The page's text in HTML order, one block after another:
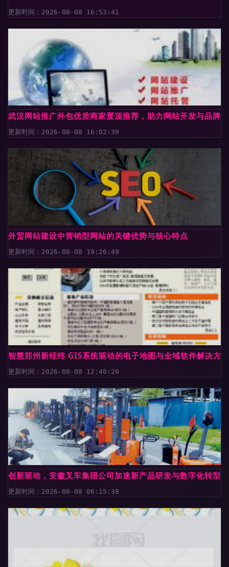
更新时间：2026-08-08 16:53:41
武汉网站推广外包优质商家置顶推荐，助力网站开发与品牌
更新时间：2026-08-08 16:02:39
外贸网站建设中营销型网站的关键优势与核心特点
更新时间：2026-08-08 19:26:49
智慧郑州新经纬 GIS系统驱动的电子地图与全域软件解决方案
更新时间：2026-08-08 12:40:20
创新驱动，安徽叉车集团公司加速新产品研发与数字化转型
更新时间：2026-08-08 06:15:38